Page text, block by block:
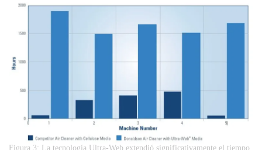
Figura 3: La tecnología Ultra-Web extendió significativamente el tiempo